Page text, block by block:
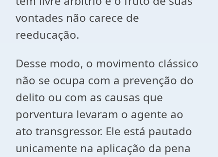
vontades não carece de
reeducação.
Desse modo, o movimento clássico
não se ocupa com a prevenção do
delito ou com as causas que
porventura levaram o agente ao
ato transgressor. Ele está pautado
unicamente na aplicação da pena